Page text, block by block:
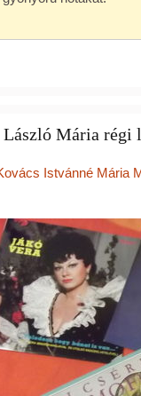
László Mária régi
Istvánné Mária